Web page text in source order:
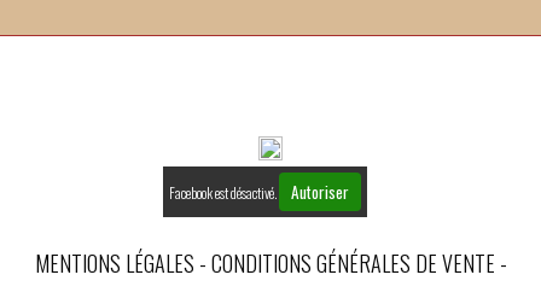
Facebook est désactivé. Autoriser
MENTIONS LÉGALES CONDITIONS GÉNÉRALES DE VENTE